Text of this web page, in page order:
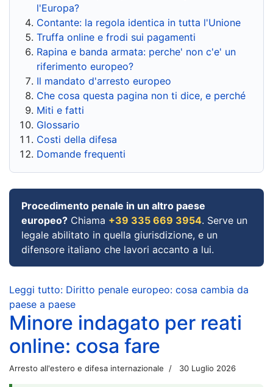
l'Europa?
Contante: la regola identica in tutta l'Unione
Truffa online e frodi sui pagamenti
Rapina e banda armata: perche' non c'e' un
riferimento europeo?
Il mandato d'arresto europeo
Che cosa questa pagina non ti dice, e perché
Miti e fatti
Glossario
Costi della difesa
Domande frequenti
Procedimento penale in un altro paese
europeo? Chiama +39 335 669 3954. Serve un
legale abilitato in quella giurisdizione, e un
difensore italiano che lavori accanto a lui.
Leggi tutto: Diritto penale europeo: cosa cambia da
paese a paese
Minore indagato per reati
online: cosa fare
Arresto all'estero e difesa internazionale 30 Luglio 2026